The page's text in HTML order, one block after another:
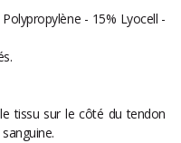
- 15% Lyocell -
tissu sur le côté du tendon